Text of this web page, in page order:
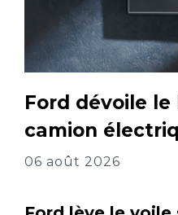
Ford dévoile le
camion
06 août 2026